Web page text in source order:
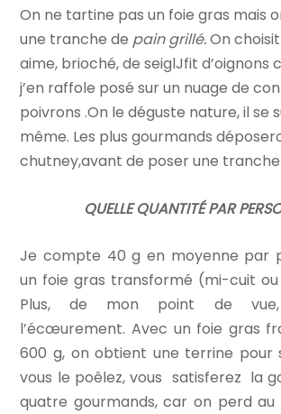
On ne tartine pas un foie gras mais
une tranche de pain grillé.On
aime, brioché, de seiglJfit d’oignons
j’en raffole posé sur un nuage de
poivrons .On le déguste nature, il se
même. Les plus gourmands
chutney,avant de poser une
QUELLE QUANTITÉ PAR
Je compte 40 g en moyenne par
un foie gras transformé (mi-cuit
Plus, de mon point de
l’écœurement. Avec un foie gras
600 g, on obtient une terrine pour
vous le poêlez, vous satisferez la
quatre gourmands, car on perd au